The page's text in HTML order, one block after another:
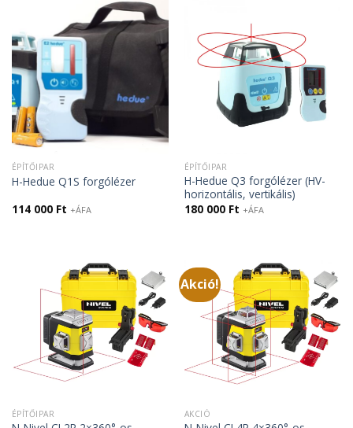
ÉPÍTŐIPAR
H-Hedue Q1S forgólézer
114 000 Ft +ÁFA
ÉPÍTŐIPAR
H-Hedue Q3 forgólézer (HV-
horizontális, vertikális)
180 000 Ft +ÁFA
ÉPÍTŐIPAR
Akció!
AKCIÓ